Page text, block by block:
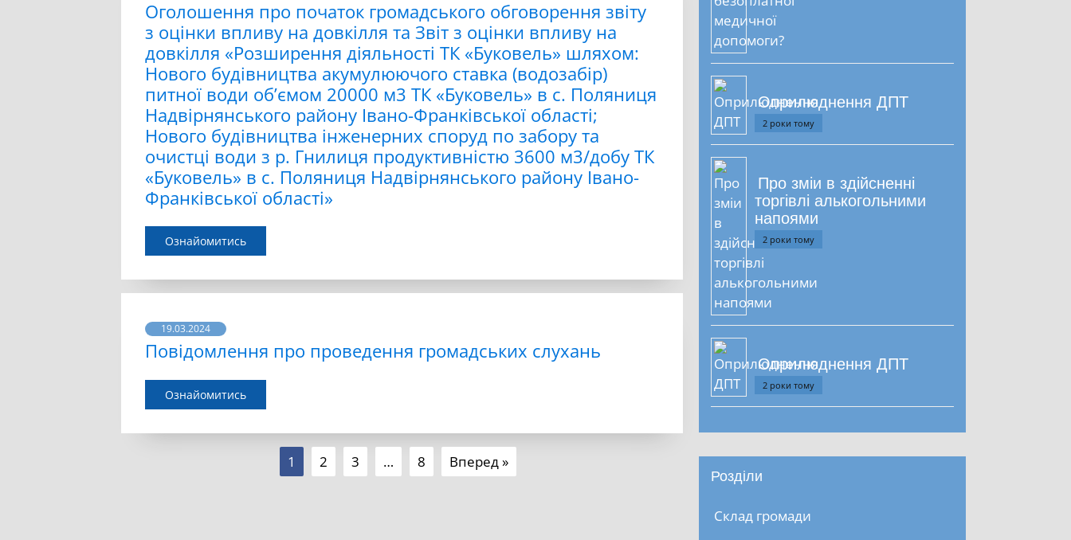
Оголошення про початок громадського обговорення звіту
з оцінки впливу на довкілля та Звіт з оцінки впливу на
довкілля «Розширення діяльності ТК «Буковель» шляхом:
Нового будівництва акумулюючого ставка (водозабір)
питної води об’ємом 20000 м3 ТК «Буковель» в с. Поляниця
Надвірнянського району Івано-Франківської області;
Нового будівництва інженерних споруд по забору та
очистці води з р. Гнилиця продуктивністю 3600 м3/добу ТК
«Буковель» в с. Поляниця Надвірнянського району Івано-
Франківської області»
Ознайомитись
19.03.2024
Повідомлення про проведення громадських слухань
Ознайомитись
1 2 3 … 8 Вперед »
Оприлюднення ДПТ
2 роки тому
Про зміи в здійсненні
торгівлі алькогольними
напоями
2 роки тому
Оприлюднення ДПТ
2 роки тому
Розділи
Склад громади